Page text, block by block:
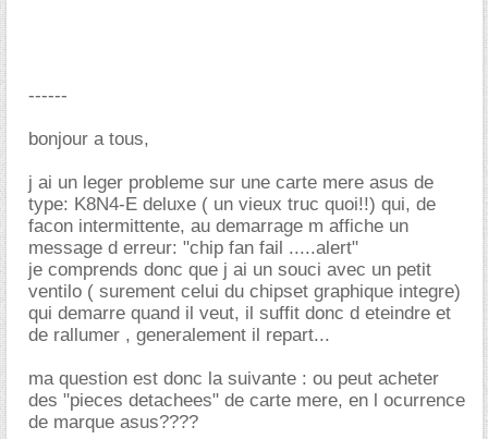
------
bonjour a tous,
j ai un leger probleme sur une carte mere asus de
type: K8N4-E deluxe ( un vieux truc quoi!!) qui, de
facon intermittente, au demarrage m affiche un
message d erreur: "chip fan fail .....alert"
je comprends donc que j ai un souci avec un petit
ventilo ( surement celui du chipset graphique integre)
qui demarre quand il veut, il suffit donc d eteindre et
de rallumer , generalement il repart...
ma question est donc la suivante : ou peut acheter
des "pieces detachees" de carte mere, en l ocurrence
de marque asus????